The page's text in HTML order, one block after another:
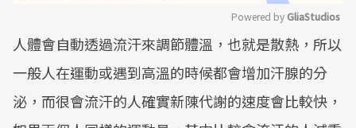
Mute
Powered by GliaStudios
人體會自動透過流汗來調節體溫，也就是散熱，所以
一般人在運動或遇到高溫的時候都會增加汗腺的分
泌，而很會流汗的人確實新陳代謝的速度會比較快，